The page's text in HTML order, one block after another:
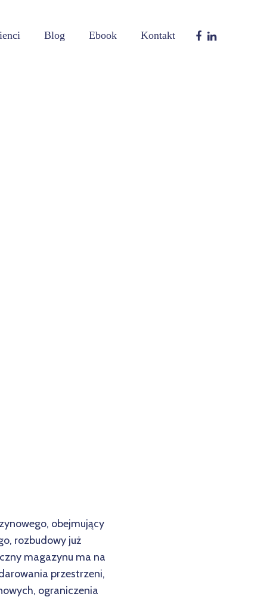
Blog Ebook Kontakt
obejmujący
rozbudowy już
magazynu ma na
przestrzeni,
ograniczenia